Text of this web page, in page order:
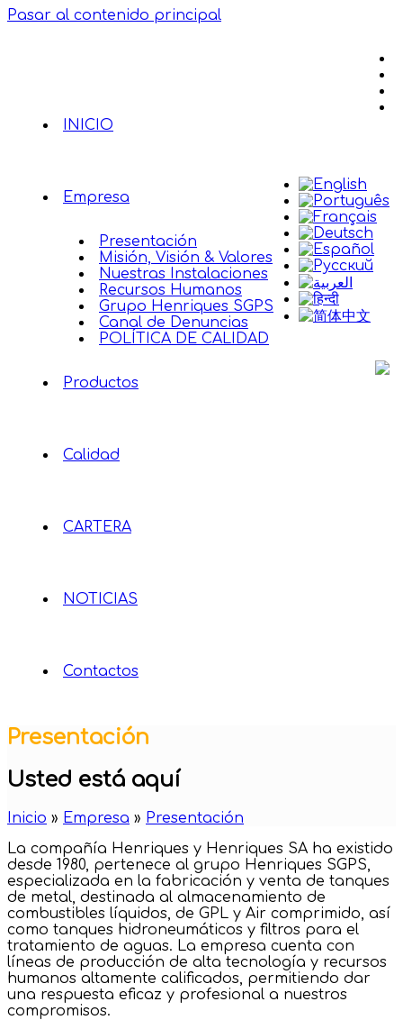
Pasar al contenido principal
INICIO
Empresa
Presentación
Misión, Visión & Valores
Nuestras Instalaciones
Recursos Humanos
Grupo Henriques SGPS
Canal de Denuncias
POLÍTICA DE CALIDAD
Productos
Calidad
CARTERA
NOTICIAS
Contactos
Presentación
Usted está aquí
Inicio » Empresa » Presentación
La compañía Henriques y Henriques SA ha existido
desde 1980, pertenece al grupo Henriques SGPS,
especializada en la fabricación y venta de tanques
de metal, destinada al almacenamiento de
combustibles líquidos, de GPL y Air comprimido, así
como tanques hidroneumáticos y filtros para el
tratamiento de aguas. La empresa cuenta con
líneas de producción de alta tecnología y recursos
humanos altamente calificados, permitiendo dar
una respuesta eficaz y profesional a nuestros
compromisos.